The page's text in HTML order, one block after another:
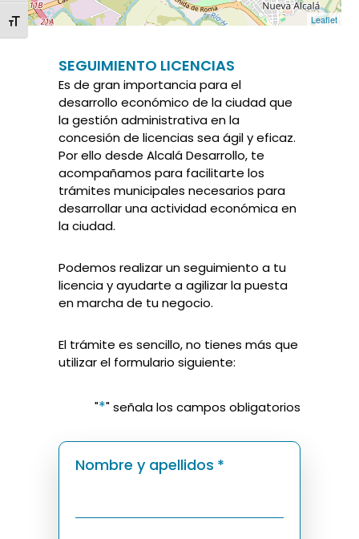
ALTERNAR TAMAÑO DE LETRA Leaflet
SEGUIMIENTO LICENCIAS
Es de gran importancia para el
desarrollo económico de la ciudad que
la gestión administrativa en la
concesión de licencias sea ágil y eficaz.
Por ello desde Alcalá Desarrollo, te
acompañamos para facilitarte los
trámites municipales necesarios para
desarrollar una actividad económica en
la ciudad.
Podemos realizar un seguimiento a tu
licencia y ayudarte a agilizar la puesta
en marcha de tu negocio.
El trámite es sencillo, no tienes más que
utilizar el formulario siguiente:
"*" señala los campos obligatorios
Nombre y apellidos *